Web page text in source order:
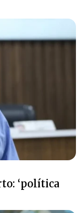
‘política